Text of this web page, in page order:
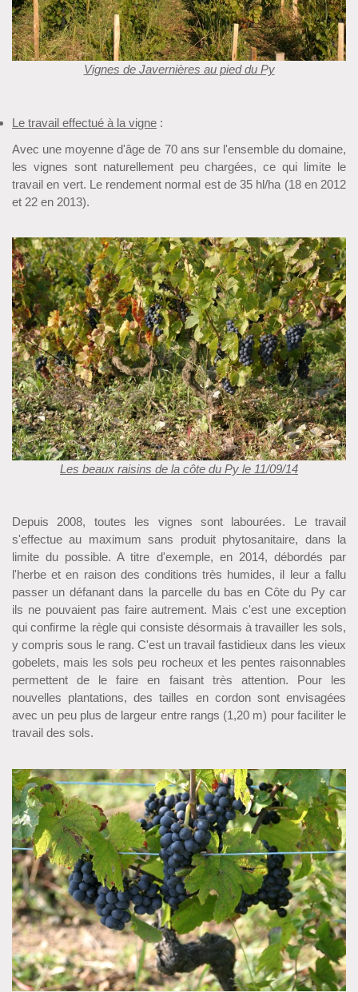
Vignes de Javernières au pied du Py
Le travail effectué à la vigne :
Avec une moyenne d'âge de 70 ans sur l'ensemble du domaine,
les vignes sont naturellement peu chargées, ce qui limite le
travail en vert. Le rendement normal est de 35 hl/ha (18 en 2012
et 22 en 2013).
Les beaux raisins de la côte du Py le 11/09/14
Depuis 2008, toutes les vignes sont labourées. Le travail
s'effectue au maximum sans produit phytosanitaire, dans la
limite du possible. A titre d'exemple, en 2014, débordés par
l'herbe et en raison des conditions très humides, il leur a fallu
passer un défanant dans la parcelle du bas en Côte du Py car
ils ne pouvaient pas faire autrement. Mais c'est une exception
qui confirme la règle qui consiste désormais à travailler les sols,
y compris sous le rang. C'est un travail fastidieux dans les vieux
gobelets, mais les sols peu rocheux et les pentes raisonnables
permettent de le faire en faisant très attention. Pour les
nouvelles plantations, des tailles en cordon sont envisagées
avec un peu plus de largeur entre rangs (1,20 m) pour faciliter le
travail des sols.